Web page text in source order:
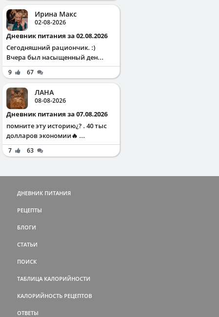
Ирина Макс
02-08-2026
Дневник питания за 02.08.2026
Сегодняшний рациончик. :)
Вчера был насыщенный ден...
9 67
ЛАНА
08-08-2026
Дневник питания за 07.08.2026
помните эту историю¿? . 40 тыс
долларов экономии🔥 ...
7 63
ДНЕВНИК ПИТАНИЯ
РЕЦЕПТЫ
БЛОГИ
СТАТЬИ
ПОИСК
ТАБЛИЦА КАЛОРИЙНОСТИ
КАЛОРИЙНОСТЬ РЕЦЕПТОВ
ОТВЕТЫ